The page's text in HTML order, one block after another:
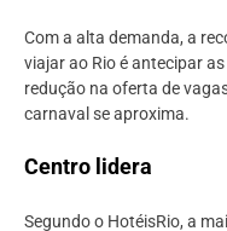
Com a alta demanda, a
viajar ao Rio é antecipar
redução na oferta de
carnaval se aproxima.
Centro lidera
Segundo o HotéisRio, a